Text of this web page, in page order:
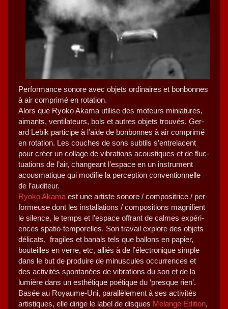
Per­for­mance sonore avec objets ordi­naires et bon­bonnes
à air com­primé en rotation.
Alors que Ryoko Aka­ma utilise des moteurs minia­tures,
aimants, ven­ti­la­teurs, bols et autres objets trou­vés, Ger­
ard Lebik par­ticipe à l’aide de bon­bonnes à air com­primé
en rota­tion. Les couch­es de sons sub­tils s’entrelacent
pour créer un col­lage de vibra­tions acous­tiques et de fluc­
tu­a­tions de l’air, changeant l’espace en un instru­ment
acous­ma­tique qui mod­i­fie la per­cep­tion con­ven­tion­nelle
de l’auditeur.
Ryoko Aka­maest une artiste sonore / com­positrice / per­
formeuse dont les instal­la­tions / com­po­si­tions mag­ni­fient
le silence, le temps et l’espace offrant de calmes expéri­
ences spa­tio-tem­porelles. Son tra­vail explore des objets
déli­cats, frag­iles et banals tels que bal­lons en papi­er,
bouteilles en verre, etc, alliés à de l’électronique sim­ple
dans le but de pro­duire de minus­cules occur­rences et
des activ­ités spon­tanées de vibra­tions du son et de la
lumière dans un esthé­tique poé­tique du ‘presque rien’.
Basée au Roy­aume-Uni, par­al­lèle­ment à ses activ­ités
artis­tiques, elle dirige le label de dis­ques Melange Edi­tion,